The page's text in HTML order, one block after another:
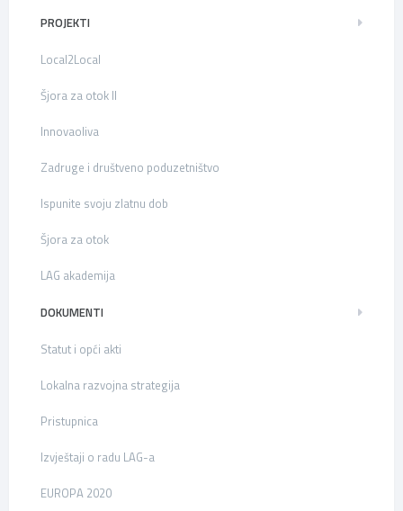
PROJEKTI
Local2Local
Šjora za otok II
Innovaoliva
Zadruge i društveno poduzetništvo
Ispunite svoju zlatnu dob
Šjora za otok
LAG akademija
DOKUMENTI
Statut i opći akti
Lokalna razvojna strategija
Pristupnica
Izvještaji o radu LAG-a
EUROPA 2020